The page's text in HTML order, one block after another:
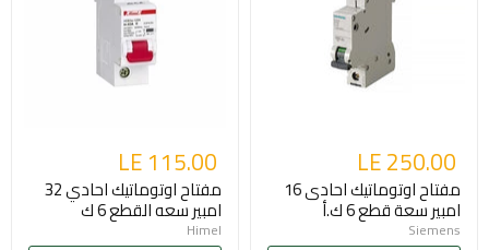
LE 250.00
مفتاح اوتوماتيك احادى 16
امبير سعة قطع 6 ك.أ
Siemens
LE 115.00
مفتاح اوتوماتيك احادي 32
امبير سعه القطع 6 ك
Himel